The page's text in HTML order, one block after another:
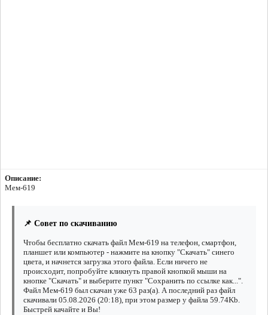
Описание:
Мем-619
📌 Совет по скачиванию
Чтобы бесплатно скачать файл Мем-619 на телефон, смартфон,
планшет или компьютер - нажмите на кнопку "Скачать" синего
цвета, и начнется загрузка этого файла. Если ничего не
происходит, попробуйте кликнуть правой кнопкой мыши на
кнопке "Скачать" и выберите пункт "Сохранить по ссылке как...".
Файл Мем-619 был скачан уже 63 раз(а). А последний раз файл
скачивали 05.08.2026 (20:18), при этом размер у файла 59.74Kb.
Быстрей качайте и Вы!